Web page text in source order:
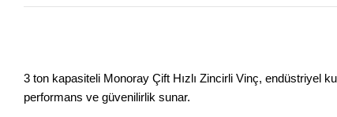
3 ton kapasiteli Monoray Çift Hızlı Zincirli Vinç, endüstriyel
performans ve güvenilirlik sunar.